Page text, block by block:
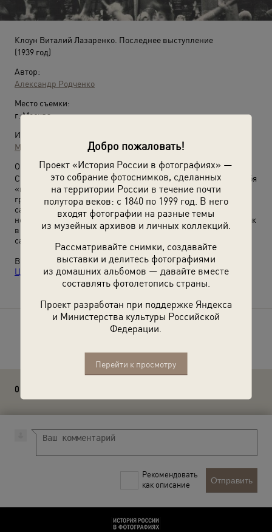
Добро пожаловать!
Проект «История России в фотографиях» —
это собрание фотоснимков, сделанных
на территории России в течение почти
полутора веков: с 1840 по 1999 год. В него
входят фотографии на разные темы
из музейных архивов и личных коллекций.
Рассматривайте снимки, создавайте
выставки и делитесь фотографиями
из домашних альбомов — давайте вместе
составлять фотолетопись страны.
Проект разработан при поддержке Яндекса
и Министерства культуры Российской
Федерации.
Перейти к просмотру
Клоун Виталий Лазаренко. Последнее выступление
(1939 год)
Автор:
Александр Родченко
Место съемки:
г. Москва
Источники:
МАММ / МДФ
О фотографии:
Сын шахтера, клоун-сатирик Виталий Лазаренко называл себя
«шутом его величества народа». Его выступления, почти без
грима, всегда носили глубокий и ироничный характер. Кроме
сатирических шуток, он также отличался исполнением
невероятных акробатических прыжков через препятствия. Так
в 1914 году Лазаренко поставил мировой рекорд, сделав
сальто-мортале через трех слонов.
Выставка
«10 лучших фотографий цирка», видео«Цирк на
Цветном» с этим снимком.
Расскажите друзьям об этом фото
0 комментариев
Рекомендовать
как описание
Отправить